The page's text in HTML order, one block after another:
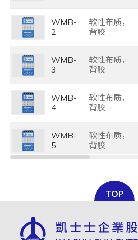
WMB-
2
软性布质，
背胶
WMB-
3
软性布质，
背胶
WMB-
4
软性布质，
背胶
WMB-
5
软性布质，
背胶
TOP